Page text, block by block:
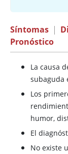
Síntomas |
Pronóstico
La causa
subaguda
Los
humor,
El
No existe